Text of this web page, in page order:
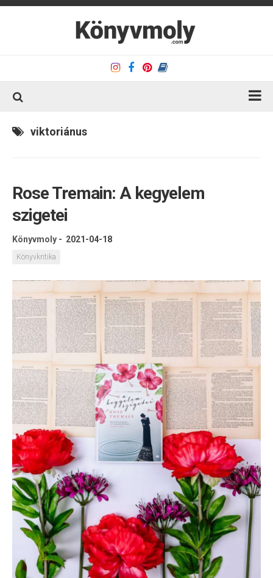
Kapcsolat
Olvasó sarok
Könyveim
Rólam
viktoriánus
Rose Tremain: A kegyelem
szigetei
Könyvmoly - 2021-04-18
Könyvkritika